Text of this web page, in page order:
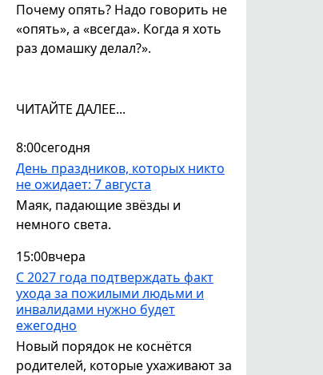
Почему опять? Надо говорить не
«опять», а «всегда». Когда я хоть
раз домашку делал?».
ЧИТАЙТЕ ДАЛЕЕ...
8:00сегодня
День праздников, которых никто
не ожидает: 7 августа
Маяк, падающие звёзды и
немного света.
15:00вчера
С 2027 года подтверждать факт
ухода за пожилыми людьми и
инвалидами нужно будет
ежегодно
Новый порядок не коснётся
родителей, которые ухаживают за